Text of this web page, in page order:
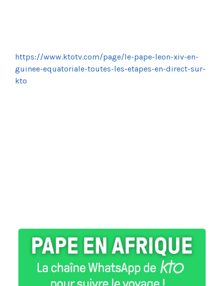
https://www.ktotv.com/page/le-pape-leon-xiv-en-
guinee-equatoriale-toutes-les-etapes-en-direct-sur-
kto